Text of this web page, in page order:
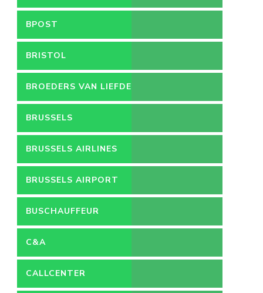
BPOST
BRISTOL
BROEDERS VAN LIEFDE
BRUSSELS
BRUSSELS AIRLINES
BRUSSELS AIRPORT
BUSCHAUFFEUR
C&A
CALLCENTER